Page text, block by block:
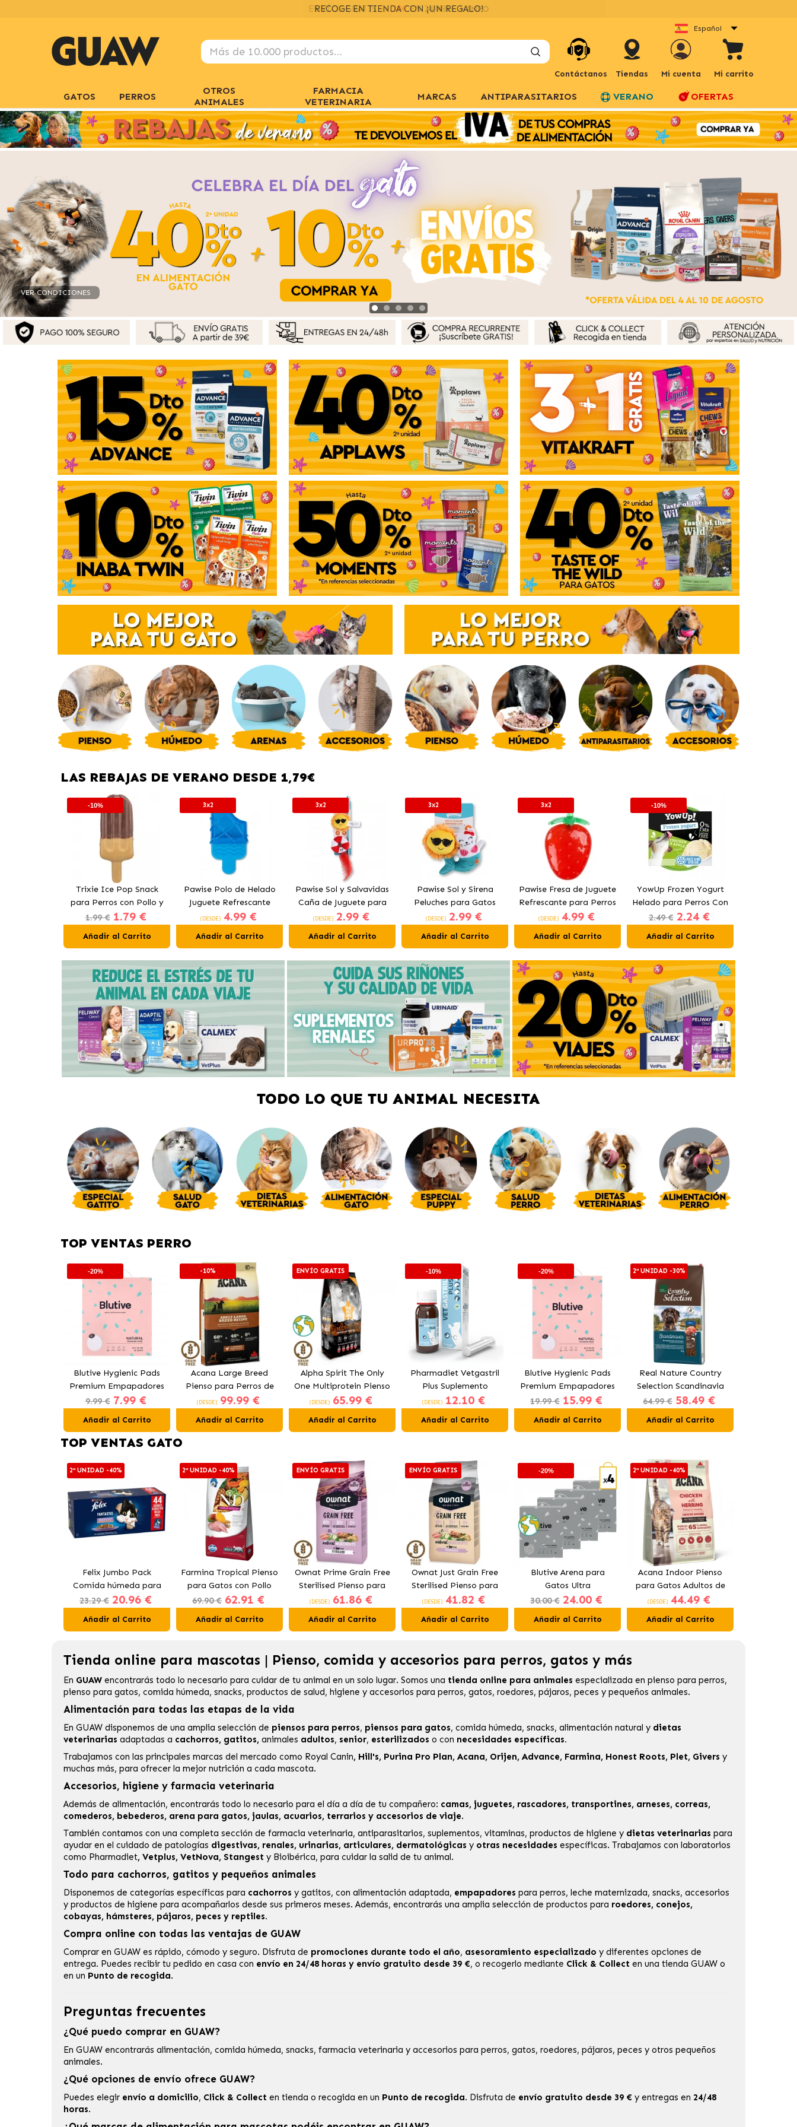
ENVÍOS GRATIS > 39€EN 24/48H+ INFO
Español
Contáctanos Tiendas Mi cuenta Mi carrito
GATOS PERROS
OTROS
ANIMALES
FARMACIA
VETERINARIA
MARCAS ANTIPARASITARIOS VERANO OFERTAS
VER CONDICIONES
LAS REBAJAS DE VERANO DESDE 1,79€
-10%
Trixie Ice Pop Snack
para Perros con Pollo y
Arándanos
1.99 € 1.79 €
Añadir al Carrito
3x2
Pawise Polo de Helado
Juguete Refrescante
para Perros
(DESDE) 4.99 €
Añadir al Carrito
3x2
Pawise Sol y Salvavidas
Caña de Juguete para
Gatos con Catnip
(DESDE) 2.99 €
Añadir al Carrito
3x2
Pawise Sol y Sirena
Peluches para Gatos
con Catnip
(DESDE) 2.99 €
Añadir al Carrito
3x2
Pawise Fresa de Juguete
Refrescante para Perros
15 cm
(DESDE) 4.99 €
Añadir al Carrito
-10%
YowUp Frozen Yogurt
Helado para Perros Con
Pollo y Manzana
2.49 € 2.24 €
Añadir al Carrito
TODO LO QUE TU ANIMAL NECESITA
TOP VENTAS PERRO
-20%
Blutive Hygienic Pads
Premium Empapadores
para Perros 60x60 cm
9.99 € 7.99 €
Añadir al Carrito
-10%
Acana Large Breed
Pienso para Perros de
Razas Grandes con
(DESDE) 99.99 €
Añadir al Carrito
ENVÍO GRATIS
Alpha Spirit The Only
One Multiprotein Pienso
para Perros
(DESDE) 65.99 €
Añadir al Carrito
-10%
Pharmadiet Vetgastril
Plus Suplemento
Digestivo para Perros y
(DESDE) 12.10 €
Añadir al Carrito
-20%
Blutive Hygienic Pads
Premium Empapadores
para Perros 90x60 cm
19.99 € 15.99 €
Añadir al Carrito
2ª UNIDAD -30%
Real Nature Country
Selection Scandinavia
Pienso para Perros
64.99 € 58.49 €
Añadir al Carrito
TOP VENTAS GATO
2ª UNIDAD -40%
Felix Jumbo Pack
Comida húmeda para
Gatos en Gelatina Buey,
23.29 € 20.96 €
Añadir al Carrito
2ª UNIDAD -40%
Farmina Tropical Pienso
para Gatos con Pollo
69.90 € 62.91 €
Añadir al Carrito
ENVÍO GRATIS
Ownat Prime Grain Free
Sterilised Pienso para
Gatos Esterilizados
(DESDE) 61.86 €
Añadir al Carrito
ENVÍO GRATIS
Ownat Just Grain Free
Sterilised Pienso para
Gatos Esterilizados
(DESDE) 41.82 €
Añadir al Carrito
-20%
Blutive Arena para
Gatos Ultra
Aglomerante Carbón
30.00 € 24.00 €
Añadir al Carrito
2ª UNIDAD -40%
Acana Indoor Pienso
para Gatos Adultos de
Interior
(DESDE) 44.49 €
Añadir al Carrito
Tienda online para mascotas | Pienso, comida y accesorios para perros, gatos y más
En GUAW encontrarás todo lo necesario para cuidar de tu animal en un solo lugar. Somos una tienda online para animales especializada en pienso para perros,
pienso para gatos, comida húmeda, snacks, productos de salud, higiene y accesorios para perros, gatos, roedores, pájaros, peces y pequeños animales.
Alimentación para todas las etapas de la vida
En GUAW disponemos de una amplia selección de piensos para perros, piensos para gatos, comida húmeda, snacks, alimentación natural y dietas
veterinarias adaptadas a cachorros, gatitos, animales adultos, senior, esterilizados o con necesidades específicas.
Trabajamos con las principales marcas del mercado como Royal Canin, Hill's, Purina Pro Plan, Acana, Orijen, Advance, Farmina, Honest Roots, Plet, Givers y
muchas más, para ofrecer la mejor nutrición a cada mascota.
Accesorios, higiene y farmacia veterinaria
Además de alimentación, encontrarás todo lo necesario para el día a día de tu compañero: camas, juguetes, rascadores, transportines, arneses, correas,
comederos, bebederos, arena para gatos, jaulas, acuarios, terrarios y accesorios de viaje.
También contamos con una completa sección de farmacia veterinaria, antiparasitarios, suplementos, vitaminas, productos de higiene y dietas veterinarias para
ayudar en el cuidado de patologías digestivas, renales, urinarias, articulares, dermatológicas y otras necesidades específicas. Trabajamos con laboratorios
como Pharmadiet, Vetplus, VetNova, Stangest y Bioibérica, para cuidar la salid de tu animal.
Todo para cachorros, gatitos y pequeños animales
Disponemos de categorías específicas para cachorros y gatitos, con alimentación adaptada, empapadores para perros, leche maternizada, snacks, accesorios
y productos de higiene para acompañarlos desde sus primeros meses. Además, encontrarás una amplia selección de productos para roedores, conejos,
cobayas, hámsteres, pájaros, peces y reptiles.
Compra online con todas las ventajas de GUAW
Comprar en GUAW es rápido, cómodo y seguro. Disfruta de promociones durante todo el año, asesoramiento especializado y diferentes opciones de
entrega. Puedes recibir tu pedido en casa con envío en 24/48 horas y envío gratuito desde 39 €, o recogerlo mediante Click & Collect en una tienda GUAW o
en un Punto de recogida.
Preguntas frecuentes
¿Qué puedo comprar en GUAW?
En GUAW encontrarás alimentación, comida húmeda, snacks, farmacia veterinaria y accesorios para perros, gatos, roedores, pájaros, peces y otros pequeños
animales.
¿Qué opciones de envío ofrece GUAW?
Puedes elegir envío a domicilio, Click & Collect en tienda o recogida en un Punto de recogida. Disfruta de envío gratuito desde 39 € y entregas en 24/48
horas.